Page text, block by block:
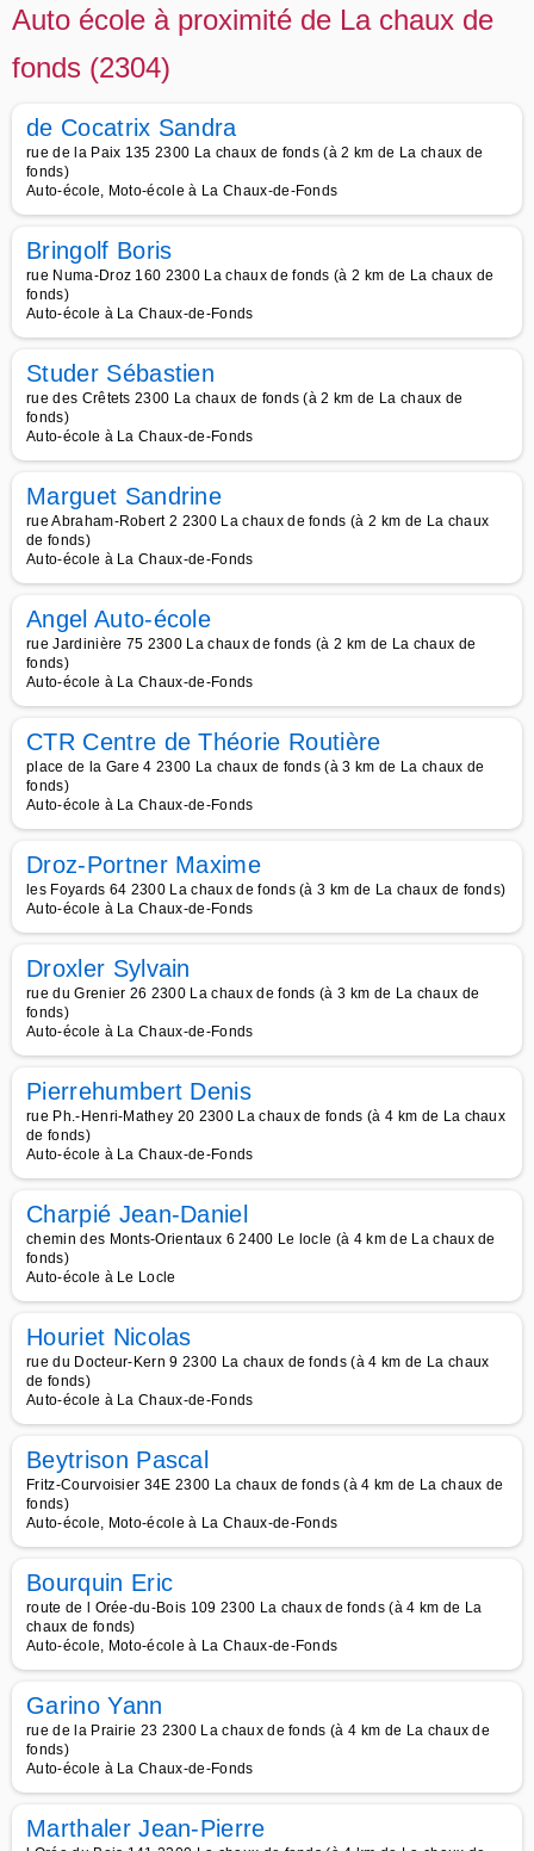
Auto école à proximité de La chaux de
fonds (2304)
de Cocatrix Sandra
rue de la Paix 135 2300 La chaux de fonds (à 2 km de La chaux de
fonds)
Auto-école, Moto-école à La Chaux-de-Fonds
Bringolf Boris
rue Numa-Droz 160 2300 La chaux de fonds (à 2 km de La chaux de
fonds)
Auto-école à La Chaux-de-Fonds
Studer Sébastien
rue des Crêtets 2300 La chaux de fonds (à 2 km de La chaux de
fonds)
Auto-école à La Chaux-de-Fonds
Marguet Sandrine
rue Abraham-Robert 2 2300 La chaux de fonds (à 2 km de La chaux
de fonds)
Auto-école à La Chaux-de-Fonds
Angel Auto-école
rue Jardinière 75 2300 La chaux de fonds (à 2 km de La chaux de
fonds)
Auto-école à La Chaux-de-Fonds
CTR Centre de Théorie Routière
place de la Gare 4 2300 La chaux de fonds (à 3 km de La chaux de
fonds)
Auto-école à La Chaux-de-Fonds
Droz-Portner Maxime
les Foyards 64 2300 La chaux de fonds (à 3 km de La chaux de fonds)
Auto-école à La Chaux-de-Fonds
Droxler Sylvain
rue du Grenier 26 2300 La chaux de fonds (à 3 km de La chaux de
fonds)
Auto-école à La Chaux-de-Fonds
Pierrehumbert Denis
rue Ph.-Henri-Mathey 20 2300 La chaux de fonds (à 4 km de La chaux
de fonds)
Auto-école à La Chaux-de-Fonds
Charpié Jean-Daniel
chemin des Monts-Orientaux 6 2400 Le locle (à 4 km de La chaux de
fonds)
Auto-école à Le Locle
Houriet Nicolas
rue du Docteur-Kern 9 2300 La chaux de fonds (à 4 km de La chaux
de fonds)
Auto-école à La Chaux-de-Fonds
Beytrison Pascal
Fritz-Courvoisier 34E 2300 La chaux de fonds (à 4 km de La chaux de
fonds)
Auto-école, Moto-école à La Chaux-de-Fonds
Bourquin Eric
route de l Orée-du-Bois 109 2300 La chaux de fonds (à 4 km de La
chaux de fonds)
Auto-école, Moto-école à La Chaux-de-Fonds
Garino Yann
rue de la Prairie 23 2300 La chaux de fonds (à 4 km de La chaux de
fonds)
Auto-école à La Chaux-de-Fonds
Marthaler Jean-Pierre